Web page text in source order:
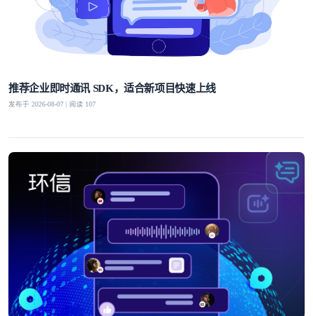
推荐企业即时通讯 SDK，适合新项目快速上线
发布于 2026-08-07 | 阅读 107